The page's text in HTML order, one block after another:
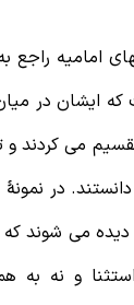
راجع به
در میان
می کردند و
در نمونۀ
می شوند که
و نه به